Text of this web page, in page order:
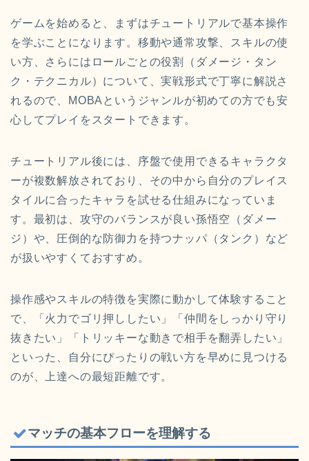
ゲームを始めると、まずはチュートリアルで基本操作
を学ぶことになります。移動や通常攻撃、スキルの使
い方、さらにはロールごとの役割（ダメージ・タン
ク・テクニカル）について、実戦形式で丁寧に解説さ
れるので、MOBAというジャンルが初めての方でも安
心してプレイをスタートできます。
チュートリアル後には、序盤で使用できるキャラクタ
ーが複数解放されており、その中から自分のプレイス
タイルに合ったキャラを試せる仕組みになっていま
す。最初は、攻守のバランスが良い孫悟空（ダメー
ジ）や、圧倒的な防御力を持つナッパ（タンク）など
が扱いやすくておすすめ。
操作感やスキルの特徴を実際に動かして体験すること
で、「火力でゴリ押ししたい」「仲間をしっかり守り
抜きたい」「トリッキーな動きで相手を翻弄したい」
といった、自分にぴったりの戦い方を早めに見つける
のが、上達への最短距離です。
マッチの基本フローを理解する